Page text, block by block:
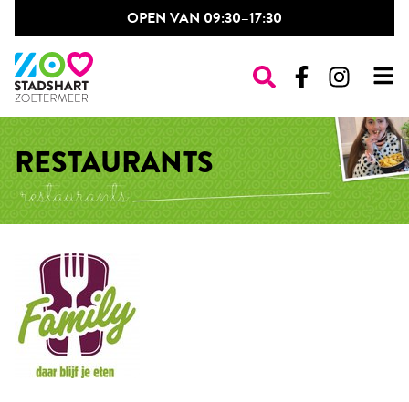
OPEN VAN 09:30–17:30
WINKELS
DAILY PLAZA
OPENINGSTIJDEN
RESTAURANTS